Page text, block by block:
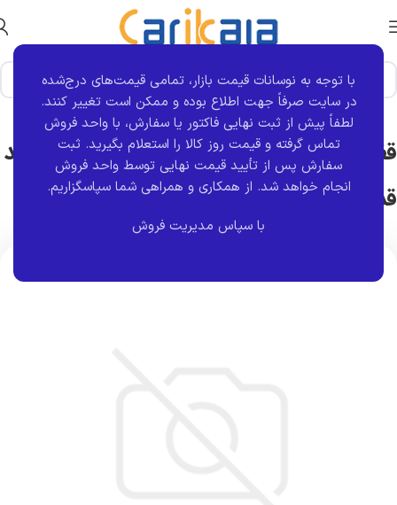
با توجه به نوسانات قیمت بازار، تمامی قیمت‌های درج‌شده
در سایت صرفاً جهت اطلاع بوده و ممکن است تغییر کنند.
لطفاً پیش از ثبت نهایی فاکتور یا سفارش، با واحد فروش
تماس گرفته و قیمت روز کالا را استعلام بگیرید. ثبت
سفارش پس از تأیید قیمت نهایی توسط واحد فروش
انجام خواهد شد. از همکاری و همراهی شما سپاسگزاریم.
با سپاس مدیریت فروش
خانه برند قطعه پاکور صنعت
قفل مکانیکی درب عقب سمت راست پراید
قدیم | پاکور صنعت